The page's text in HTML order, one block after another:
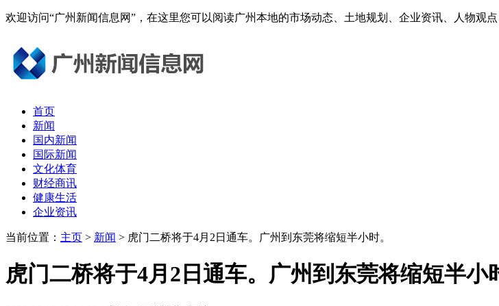
欢迎访问“广州新闻信息网”，在这里您可以阅读广州本地的市场动态、土地规划、企业资讯、人物观
首页
新闻
国内新闻
国际新闻
文化体育
财经商讯
健康生活
企业资讯
当前位置： 主页 > 新闻 > 虎门二桥将于4月2日通车。广州到东莞将缩短半小时。
虎门二桥将于4月2日通车。广州到东莞将缩短半小